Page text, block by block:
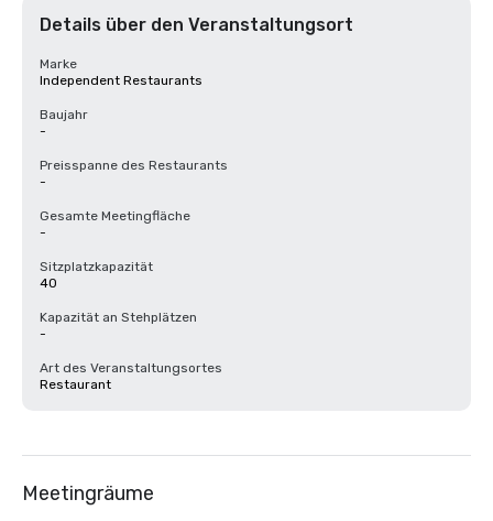
Details über den Veranstaltungsort
Marke
Independent Restaurants
Baujahr
-
Preisspanne des Restaurants
-
Gesamte Meetingfläche
-
Sitzplatzkapazität
40
Kapazität an Stehplätzen
-
Art des Veranstaltungsortes
Restaurant
Meetingräume